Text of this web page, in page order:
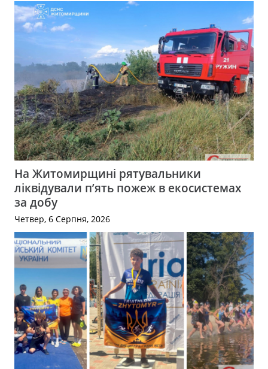
На Житомирщині рятувальники
ліквідували п’ять пожеж в екосистемах
за добу
Четвер, 6 Серпня, 2026